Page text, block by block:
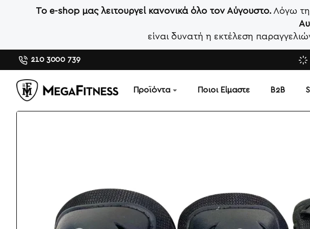
Το e-shop μας λειτουργεί κανονικά όλο τον Αύγουστο. Λόγω
είναι δυνατή η εκτέλεση
210 3000 739
Προϊόντα Ποιοι Είμαστε Β2Β